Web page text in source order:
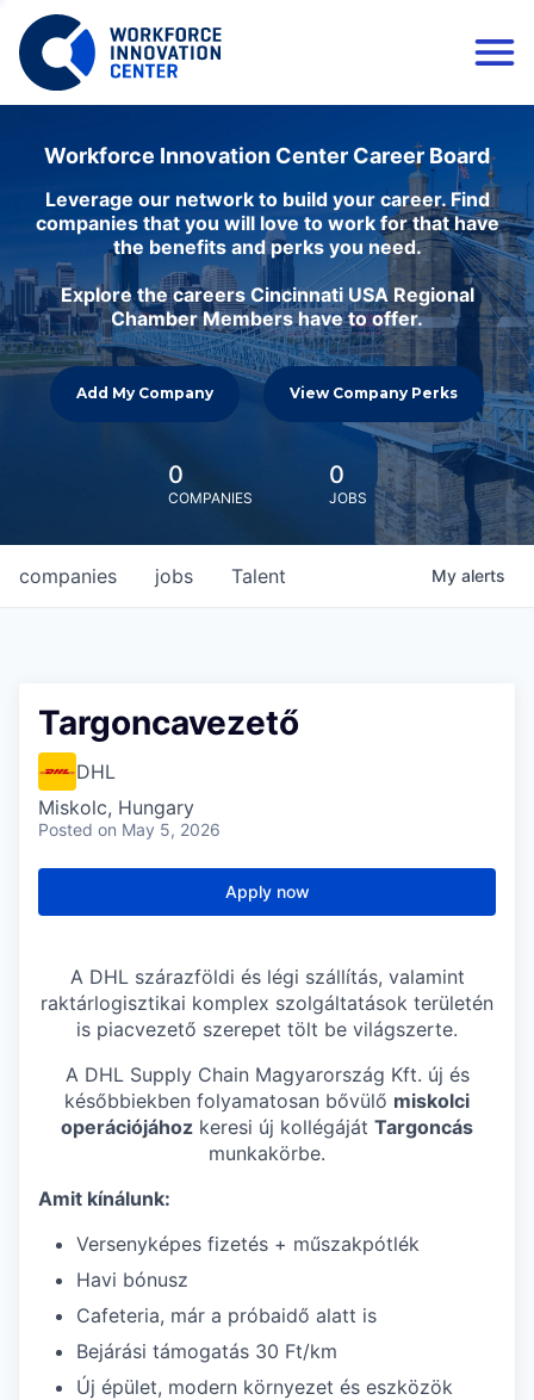
Workforce Innovation Center Career Board
Leverage our network to build your career. Find
companies that you will love to work for that have
the benefits and perks you need.
Explore the careers Cincinnati USA Regional
Chamber Members have to offer.
Add My Company View Company Perks
0
COMPANIES
0
JOBS
jobs
companies Talent My alerts
Targoncavezető
DHL
Miskolc, Hungary
Posted on May 5, 2026
Apply now
A DHL szárazföldi és légi szállítás, valamint
raktárlogisztikai komplex szolgáltatások területén
is piacvezető szerepet tölt be világszerte.
A DHL Supply Chain Magyarország Kft. új és
későbbiekben folyamatosan bővülő miskolci
operációjához keresi új kollégáját Targoncás
munkakörbe.
Amit kínálunk:
Versenyképes fizetés + műszakpótlék
Havi bónusz
Cafeteria, már a próbaidő alatt is
Bejárási támogatás 30 Ft/km
Új épület, modern környezet és eszközök